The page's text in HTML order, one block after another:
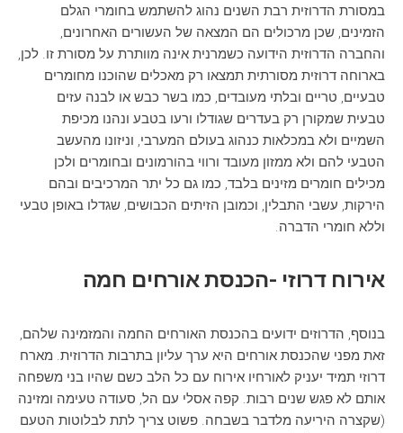
במסורת הדרוזית רבת השנים נהוג להשתמש בחומרי הגלם
הזמינים, שכן מרכולים הם המצאה של העשורים האחרונים,
והחברה הדרוזית הידועה כשמרנית אינה מוותרת על מסורת זו. לכן,
בארוחה דרוזית מסורתית תמצאו רק מאכלים שהוכנו מחומרים
טבעיים, טריים ובלתי מעובדים, כמו בשר כבש או לבנה עזים
טבעית שמקורן רק בעדרים שגודלו ורעו בטבע ונהנו מכיפת
השמיים ולא במכלאות כנהוג בעולם המערבי, וניזונו מהעשב
הטבעי להם ולא ממזון מעובד ורווי בהורמונים ובחומרים ולכן
מכילים חומרים מזינים בלבד, כמו גם כל יתר המרכיבים ובהם
הירקות, עשבי התבלין, וכמובן הזיתים הכבושים, שגדלו באופן טבעי
וללא חומרי הדברה.
אירוח דרוזי -הכנסת אורחים חמה
בנוסף, הדרוזים ידועים בהכנסת האורחים החמה והמזמינה שלהם,
זאת מפני שהכנסת אורחים היא ערך עליון בתרבות הדרוזית. מארח
דרוזי תמיד יעניק לאורחיו אירוח עם כל הלב כשם שהיו בני משפחה
אותם לא פגש שנים רבות. קפה אסלי עם הל, סעודה טעימה ומזינה
(שקצרה היריעה מלדבר בשבחה. פשוט צריך לתת לבלוטות הטעם